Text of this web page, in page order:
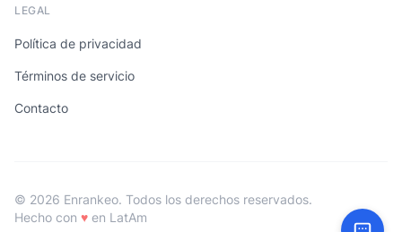
LEGAL
Política de privacidad
Términos de servicio
Contacto
© 2026 Enrankeo. Todos los derechos reservados.
Hecho con ♥ en LatAm